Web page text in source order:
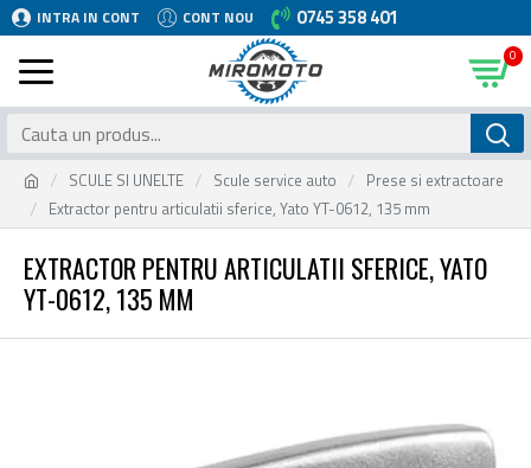
INTRA IN CONT CONT NOU 0745 358 401
0
SCULE SI UNELTE Scule service auto
Prese si extractoare
Extractor pentru articulatii sferice, Yato YT-0612, 135 mm
EXTRACTOR PENTRU ARTICULATII SFERICE, YATO
YT-0612, 135 MM